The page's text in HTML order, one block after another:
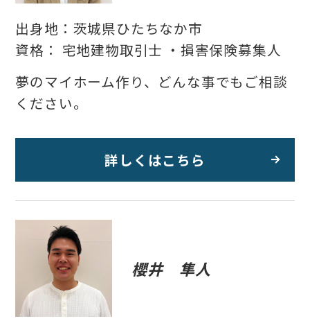
出身地：茨城県ひたちなか市
資格： 宅地建物取引士 ・損害保険募集人
夢のマイホーム作り、どんな事でもご相談
ください。
詳しくはこちら
櫻井 隼人